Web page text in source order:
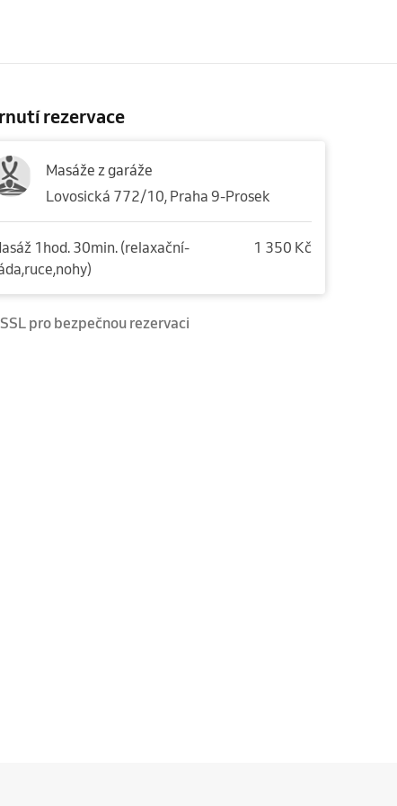
rezervace
Masáže z garáže
Lovosická 772/10, Praha 9-Prosek
1hod. 30min. (relaxační-
1 350 Kč
SSL pro bezpečnou rezervaci